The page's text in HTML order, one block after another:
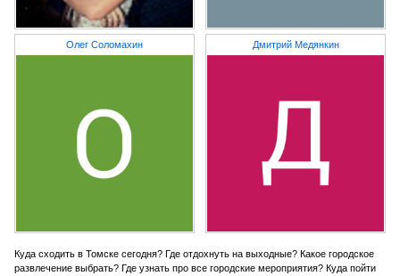
Олег Соломахин Дмитрий Медянкин
Куда сходить в Томске сегодня? Где отдохнуть на выходные? Какое городское
развлечение выбрать? Где узнать про все городские мероприятия? Куда пойти